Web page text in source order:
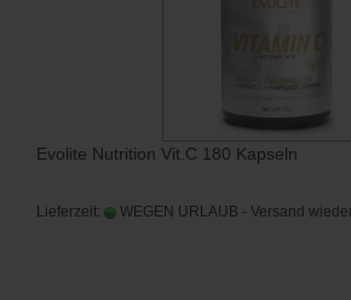
Evolite Nutrition Vit.C 180 Kapseln
Lieferzeit: WEGEN URLAUB - Versand